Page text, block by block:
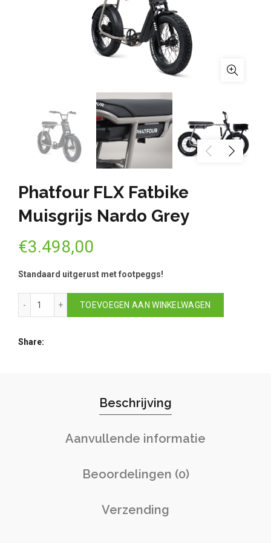
Phatfour FLX Fatbike
Muisgrijs Nardo Grey
€3.498,00
Standaard uitgerust met footpeggs!
TOEVOEGEN AAN WINKELWAGEN
Share
Beschrijving
Aanvullende informatie
Beoordelingen (0)
Verzending